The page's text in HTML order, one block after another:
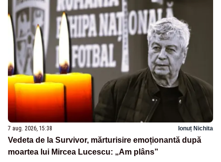
7 aug. 2026, 15:38 Ionuț Nichita
Vedeta de la Survivor, mărturisire emoționantă după
moartea lui Mircea Lucescu: „Am plâns”